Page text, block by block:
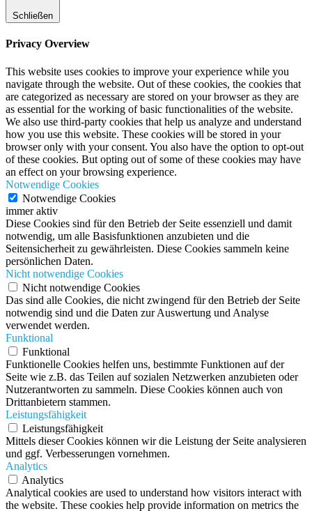
Schließen
Privacy Overview
This website uses cookies to improve your experience while you
navigate through the website. Out of these cookies, the cookies that
are categorized as necessary are stored on your browser as they are
as essential for the working of basic functionalities of the website.
We also use third-party cookies that help us analyze and understand
how you use this website. These cookies will be stored in your
browser only with your consent. You also have the option to opt-out
of these cookies. But opting out of some of these cookies may have
an effect on your browsing experience.
Notwendige Cookies
Notwendige Cookies
immer aktiv
Diese Cookies sind für den Betrieb der Seite essenziell und damit
notwendig, um alle Basisfunktionen anzubieten und die
Seitensicherheit zu gewährleisten. Diese Cookies sammeln keine
persönlichen Daten.
Nicht notwendige Cookies
Nicht notwendige Cookies
Das sind alle Cookies, die nicht zwingend für den Betrieb der Seite
notwendig sind und die Daten zur Auswertung und Analyse
verwendet werden.
Funktional
Funktional
Funktionelle Cookies helfen uns, bestimmte Funktionen auf der
Seite wie z.B. das Teilen auf sozialen Netzwerken anzubieten oder
Nutzerantworten zu sammeln. Diese Cookies können auch von
Drittanbietern stammen.
Leistungsfähigkeit
Leistungsfähigkeit
Mittels dieser Cookies können wir die Leistung der Seite analysieren
und ggf. Verbesserungen vornehmen.
Analytics
Analytics
Analytical cookies are used to understand how visitors interact with
the website. These cookies help provide information on metrics the